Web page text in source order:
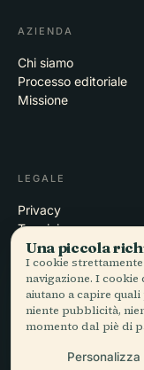
AZIENDA
Chi siamo
Processo editoriale
Missione
LEGALE
Privacy
Termini
Impostazioni cookie
Elimina account
© 2026 Audiala ·
Una piccola
I cookie
navigazione. I
aiutano a capire
niente pubblicità,
momento dal piè di
Personalizza